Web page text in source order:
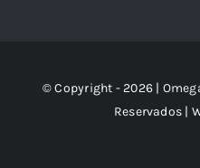
© Copyright - 2026 |
Reservados |